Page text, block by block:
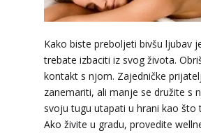
Kako biste preboljeti bivšu ljubav
trebate izbaciti iz svog života.
kontakt s njom. Zajedničke
zanemariti, ali manje se družite s
svoju tugu utapati u hrani kao što
Ako živite u gradu, provedite
LUCIJA/ Kod #136
Tarot savjetnik je
TEHNIKE:sudbinske karte,